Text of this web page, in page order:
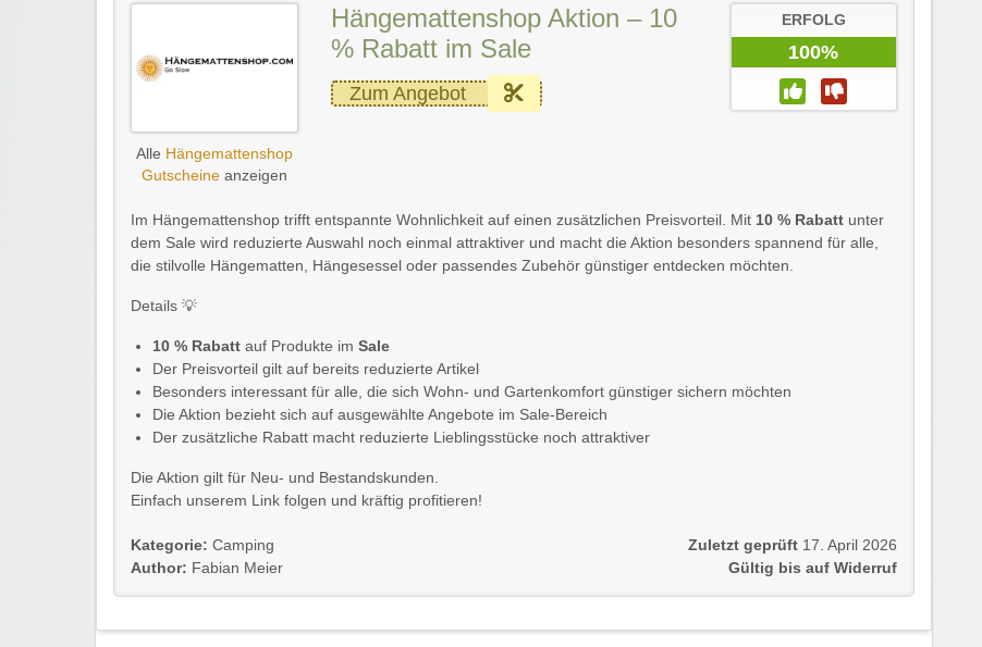
Alle Hängemattenshop
Gutscheineanzeigen
Hängemattenshop Aktion – 10
% Rabatt im Sale
Zum Angebot
ERFOLG
100%
Im Hängemattenshop trifft entspannte Wohnlichkeit auf einen zusätzlichen Preisvorteil. Mit 10 % Rabatt unter
dem Sale wird reduzierte Auswahl noch einmal attraktiver und macht die Aktion besonders spannend für alle,
die stilvolle Hängematten, Hängesessel oder passendes Zubehör günstiger entdecken möchten.
Details 💡
10 % Rabatt auf Produkte im Sale
Der Preisvorteil gilt auf bereits reduzierte Artikel
Besonders interessant für alle, die sich Wohn- und Gartenkomfort günstiger sichern möchten
Die Aktion bezieht sich auf ausgewählte Angebote im Sale-Bereich
Der zusätzliche Rabatt macht reduzierte Lieblingsstücke noch attraktiver
Die Aktion gilt für Neu- und Bestandskunden.
Einfach unserem Link folgen und kräftig profitieren!
Kategorie: Camping
Author: Fabian Meier
Zuletzt geprüft 17. April 2026
Gültig bis auf Widerruf